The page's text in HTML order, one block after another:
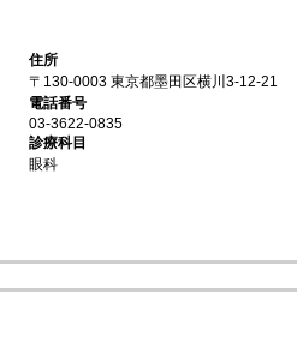
住所
〒130-0003 東京都墨田区横川3-12-21
電話番号
03-3622-0835
診療科目
眼科